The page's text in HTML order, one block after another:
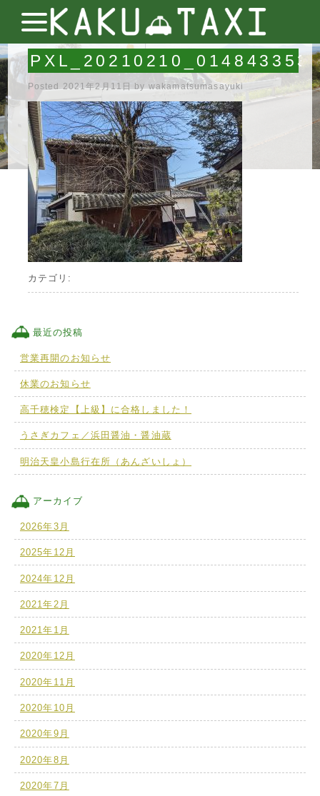
PXL_20210210_014843353
Posted 2021年2月11日 by wakamatsumasayuki
カテゴリ:
最近の投稿
営業再開のお知らせ
休業のお知らせ
高千穂検定【上級】に合格しました！
うさぎカフェ／浜田醤油・醤油蔵
明治天皇小島行在所（あんざいしょ）
アーカイブ
2026年3月
2025年12月
2024年12月
2021年2月
2021年1月
2020年12月
2020年11月
2020年10月
2020年9月
2020年8月
2020年7月